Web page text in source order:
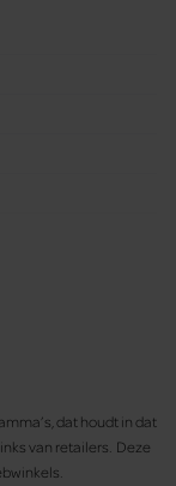
dat houdt in dat
van retailers. Deze